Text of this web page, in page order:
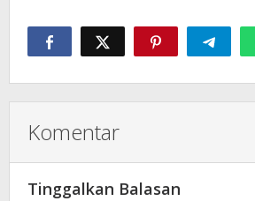
Komentar
Tinggalkan Balasan